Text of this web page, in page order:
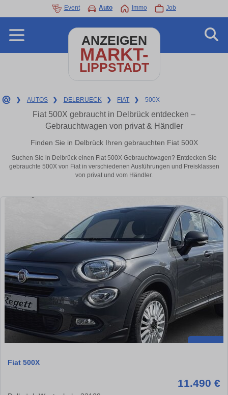
Event Auto Immo Job
ANZEIGEN
MARKT-
LIPPSTADT
❯ AUTOS ❯ DELBRUECK ❯ FIAT ❯ 500X
Fiat 500X gebraucht in Delbrück entdecken –
Gebrauchtwagen von privat & Händler
Finden Sie in Delbrück Ihren gebrauchten Fiat 500X
Suchen Sie in Delbrück einen Fiat 500X Gebrauchtwagen? Entdecken Sie
gebrauchte 500X von Fiat in verschiedenen Ausführungen und Preisklassen
von privat und vom Händler.
Fiat 500X
11.490 €